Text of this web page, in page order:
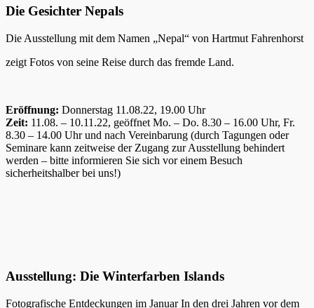
Die Gesichter Nepals
Die Ausstellung mit dem Namen „Nepal“ von Hartmut Fahrenhorst
zeigt Fotos von seine Reise durch das fremde Land.
Eröffnung: Donnerstag 11.08.22, 19.00 Uhr
Zeit: 11.08. – 10.11.22, geöffnet Mo. – Do. 8.30 – 16.00 Uhr, Fr.
8.30 – 14.00 Uhr und nach Vereinbarung (durch Tagungen oder
Seminare kann zeitweise der Zugang zur Ausstellung behindert
werden – bitte informieren Sie sich vor einem Besuch
sicherheitshalber bei uns!)
Ausstellung: Die Winterfarben Islands
Fotografische Entdeckungen im Januar In den drei Jahren vor dem